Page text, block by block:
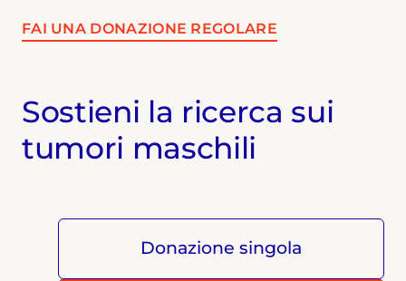
FAI UNA DONAZIONE REGOLARE
Sostieni la ricerca sui
tumori maschili
Donazione singola